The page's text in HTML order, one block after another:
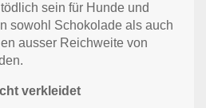
sein für Hunde und
sowohl Schokolade als auch
ausser Reichweite von
verkleidet